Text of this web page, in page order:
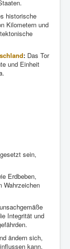
historische
Kilometern und
: Das Tor
und Einheit
sein,
Erdbeben,
Wahrzeichen
Integrität und
ändern sich,
kann.